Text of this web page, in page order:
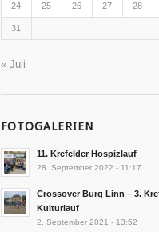
24 25 26 27 28
31
« Juli
FOTOGALERIEN
11. Krefelder Hospizlauf
28. September 2022 - 11:17
Crossover Burg Linn – 3.
Kulturlauf
2. September 2021 - 13:52